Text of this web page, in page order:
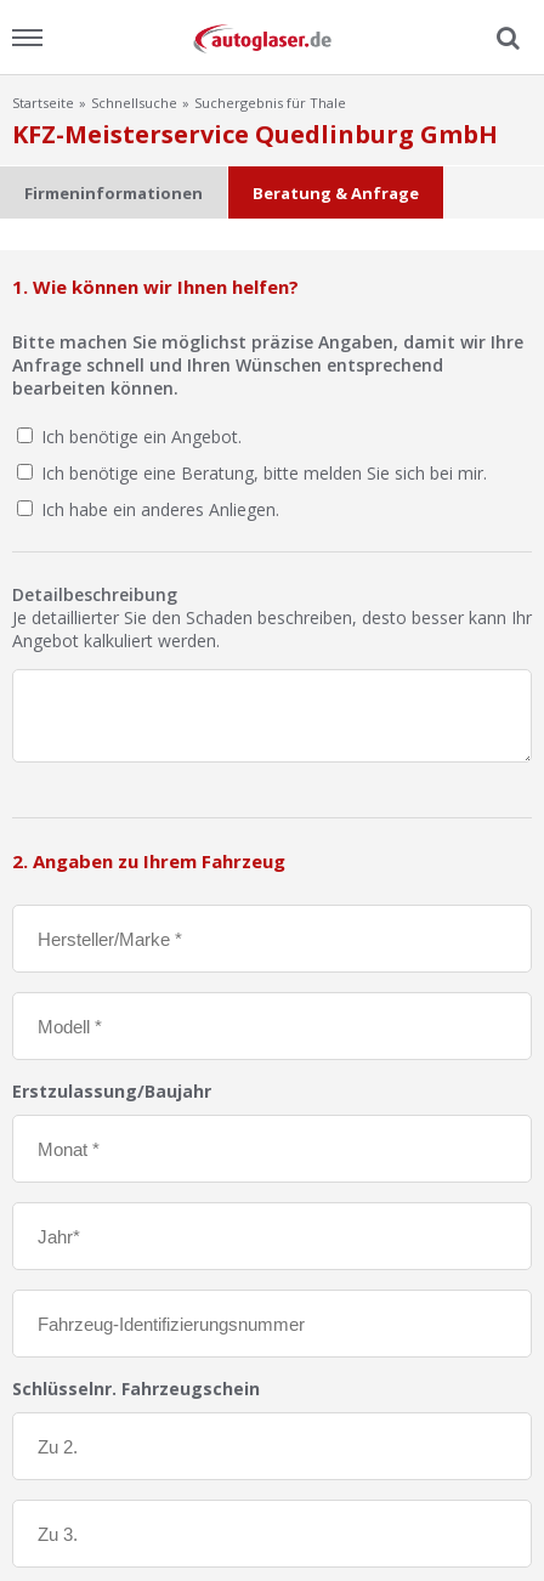
Menu
Home
Ratgeber
Scheibensuche
FAQ
Lexikon
Ist Ihre Werkstatt schon dabei?
Werkstatt Login
Startseite Schnellsuche Suchergebnis für Thale
KFZ-Meisterservice Quedlinburg GmbH
Firmeninformationen Beratung & Anfrage
1. Wie können wir Ihnen helfen?
Bitte machen Sie möglichst präzise Angaben, damit wir Ihre
Anfrage schnell und Ihren Wünschen entsprechend
bearbeiten können.
Ich benötige ein Angebot.
Ich benötige eine Beratung, bitte melden Sie sich bei mir.
Ich habe ein anderes Anliegen.
Detailbeschreibung
Je detaillierter Sie den Schaden beschreiben, desto besser kann Ihr
Angebot kalkuliert werden.
2. Angaben zu Ihrem Fahrzeug
Erstzulassung/Baujahr
Schlüsselnr. Fahrzeugschein